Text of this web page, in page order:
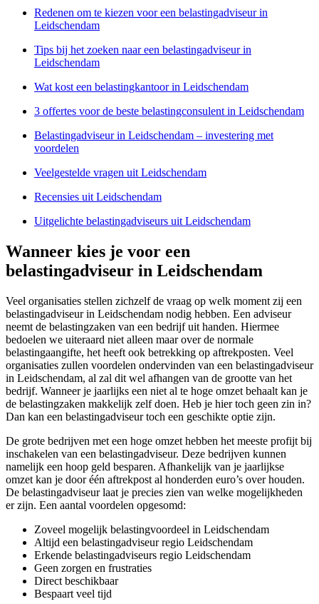
Redenen om te kiezen voor een belastingadviseur in
Leidschendam
Tips bij het zoeken naar een belastingadviseur in
Leidschendam
Wat kost een belastingkantoor in Leidschendam
3 offertes voor de beste belastingconsulent in Leidschendam
Belastingadviseur in Leidschendam – investering met
voordelen
Veelgestelde vragen uit Leidschendam
Recensies uit Leidschendam
Uitgelichte belastingadviseurs uit Leidschendam
Wanneer kies je voor een
belastingadviseur in Leidschendam
Veel organisaties stellen zichzelf de vraag op welk moment zij een
belastingadviseur in Leidschendam nodig hebben. Een adviseur
neemt de belastingzaken van een bedrijf uit handen. Hiermee
bedoelen we uiteraard niet alleen maar over de normale
belastingaangifte, het heeft ook betrekking op aftrekposten. Veel
organisaties zullen voordelen ondervinden van een belastingadviseur
in Leidschendam, al zal dit wel afhangen van de grootte van het
bedrijf. Wanneer je jaarlijks een niet al te hoge omzet behaalt kan je
de belastingzaken makkelijk zelf doen. Heb je hier toch geen zin in?
Dan kan een belastingadviseur toch een geschikte optie zijn.
De grote bedrijven met een hoge omzet hebben het meeste profijt bij
inschakelen van een belastingadviseur. Deze bedrijven kunnen
namelijk een hoop geld besparen. Afhankelijk van je jaarlijkse
omzet kan je door één aftrekpost al honderden euro’s over houden.
De belastingadviseur laat je precies zien van welke mogelijkheden
er zijn. Een aantal voordelen opgesomd:
Zoveel mogelijk belastingvoordeel in Leidschendam
Altijd een belastingadviseur regio Leidschendam
Erkende belastingadviseurs regio Leidschendam
Geen zorgen en frustraties
Direct beschikbaar
Bespaart veel tijd